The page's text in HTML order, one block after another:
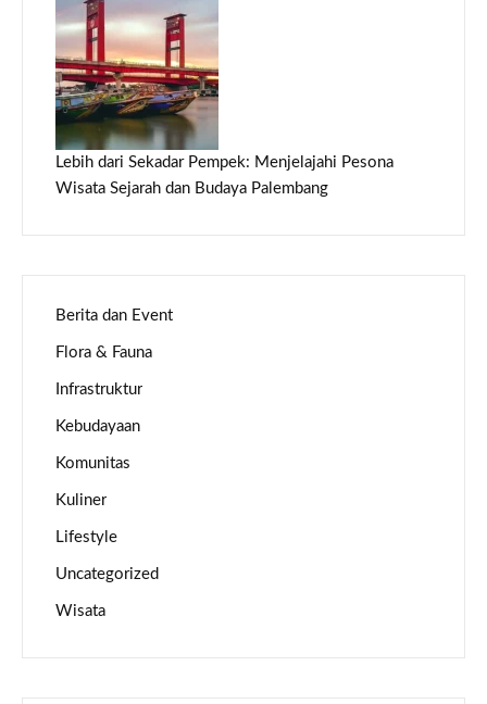
Lebih dari Sekadar Pempek: Menjelajahi Pesona
Wisata Sejarah dan Budaya Palembang
Berita dan Event
Flora & Fauna
Infrastruktur
Kebudayaan
Komunitas
Kuliner
Lifestyle
Uncategorized
Wisata